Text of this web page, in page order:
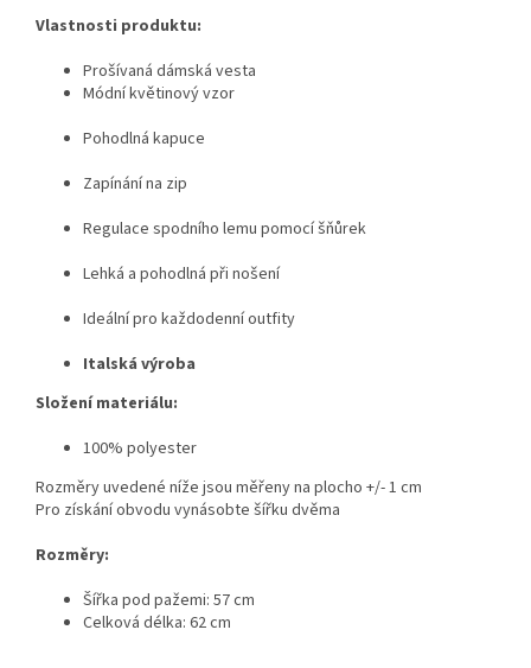
Vlastnosti produktu:
Prošívaná dámská vesta
Módní květinový vzor
Pohodlná kapuce
Zapínání na zip
Regulace spodního lemu pomocí šňůrek
Lehká a pohodlná při nošení
Ideální pro každodenní outfity
Italská výroba
Složení materiálu:
100% polyester
Rozměry uvedené níže jsou měřeny na plocho +/- 1 cm
Pro získání obvodu vynásobte šířku dvěma
Rozměry:
Šířka pod pažemi: 57 cm
Celková délka: 62 cm